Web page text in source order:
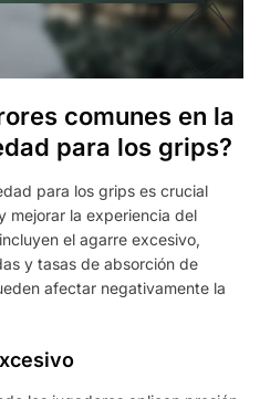
comunes en la
para los grips?
para los grips es crucial
mejorar la experiencia del
el agarre excesivo,
y tasas de absorción de
afectar negativamente la